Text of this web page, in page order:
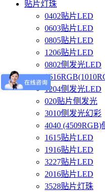
贴片灯珠
0402贴片LED
0603贴片LED
0805贴片LED
1206贴片LED
0802侧发光LED
1204侧发光LED
020贴片侧发光
3010侧发光幻彩
4040 (4509RGB)
1615贴片LED
1916贴片LED
3227贴片LED
2016贴片LED
3528贴片灯珠